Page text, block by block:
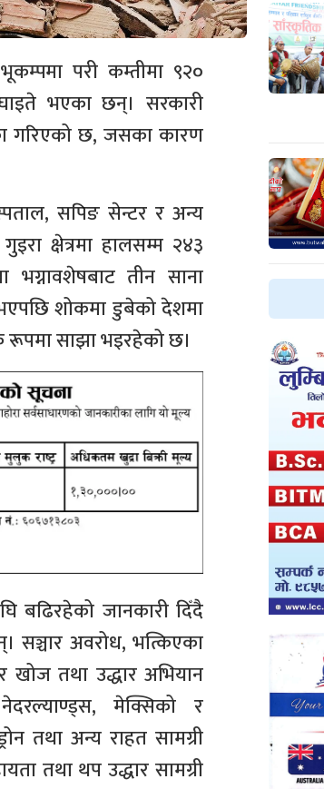
परी कम्तीमा ९२०
भएका छन्। सरकारी
गरिएको छ, जसका कारण
सपिङ सेन्टर र अन्य
क्षेत्रमा हालसम्म २४३
भग्नावशेषबाट तीन साना
शोकमा डुबेको देशमा
साझा भइरहेको छ।
बढिरहेको जानकारी दिँदै
अवरोध, भत्किएका
खोज तथा उद्धार अभियान
मेक्सिको र
तथा अन्य राहत सामग्री
तथा थप उद्धार सामग्री